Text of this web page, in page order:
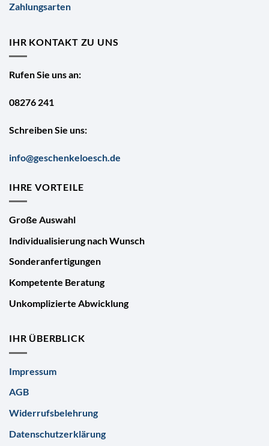
Zahlungsarten
IHR KONTAKT ZU UNS
Rufen Sie uns an:
08276 241
Schreiben Sie uns:
info@geschenkeloesch.de
IHRE VORTEILE
Große Auswahl
Individualisierung nach Wunsch
Sonderanfertigungen
Kompetente Beratung
Unkomplizierte Abwicklung
IHR ÜBERBLICK
Impressum
AGB
Widerrufsbelehrung
Datenschutzerklärung